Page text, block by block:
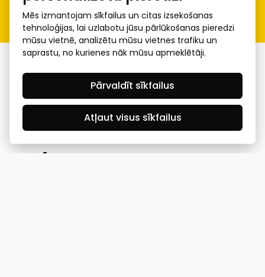
Biznesa centrs "VERDE" Roberta
Hirša iela 1a (218.kab.), Rīga, LV-
1045
+371 287 18175
REKVIZĪTI
Reģ. Nr. 40008002175
Banka: SEB Banka
RESURSI
NODERĪGI
Mēs izmantojam sīkfailus un citas izsekošanas
tehnoloģijas, lai uzlabotu jūsu pārlūkošanas pieredzi
mūsu vietnē, analizētu mūsu vietnes trafiku un
saprastu, no kurienes nāk mūsu apmeklētāji.
Atļaut visus sīkfailus
Pārvaldīt sīkfailus